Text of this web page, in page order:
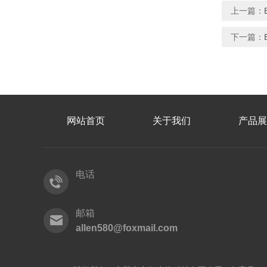
上一篇：
下一篇：
网站首页 关于我们 产品
电话
邮箱
allen580@foxmail.com